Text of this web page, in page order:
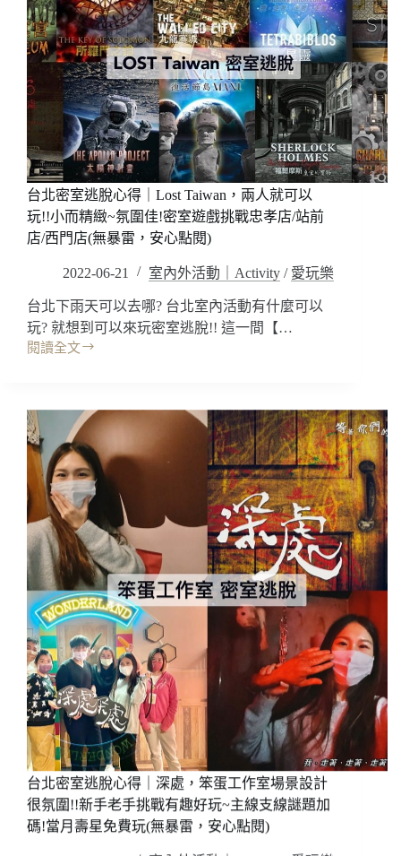
衝
浪
教
學
~
好
不
會
游
泳
也
驗
衝
浪
借
浪
板/
會
員
月
票
衝
浪/
宜
蘭
頭
城
烏
石
港
住
宿
背
包
客
房
台北密室逃脫心得｜Lost Taiwan，兩人就可以
玩!!小而精緻~氛圍佳!密室遊戲挑戰忠孝店/站前
店/西門店(無暴雷，安心點閱)
2022-06-21 室內外活動｜Activity / 愛玩樂
台北下雨天可以去哪? 台北室內活動有什麼可以
玩? 就想到可以來玩密室逃脫!! 這一間【…
閱讀全文
台
室
逃
脫
心
得
｜
Lost
Taiwan，
兩
人
就
可
以
玩!!
小
而
精
緻
~
氛
圍
佳!
密
室
台北密室逃脫心得｜深處，笨蛋工作室場景設計
很氛圍!!新手老手挑戰有趣好玩~主線支線謎題加
碼!當月壽星免費玩(無暴雷，安心點閱)